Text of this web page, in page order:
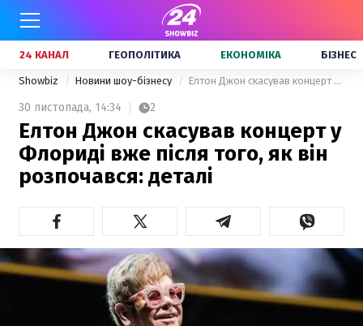
24 КАНАЛ ГЕОПОЛІТИКА ЕКОНОМІКА БІЗНЕС
Showbiz Новини шоу-бізнесу Елтон Джон скасував концерт у Флориді вже після того, як він розпочався: деталі
30 листопада, 14:34 2
Елтон Джон скасував концерт у
Флориді вже після того, як він
розпочався: деталі